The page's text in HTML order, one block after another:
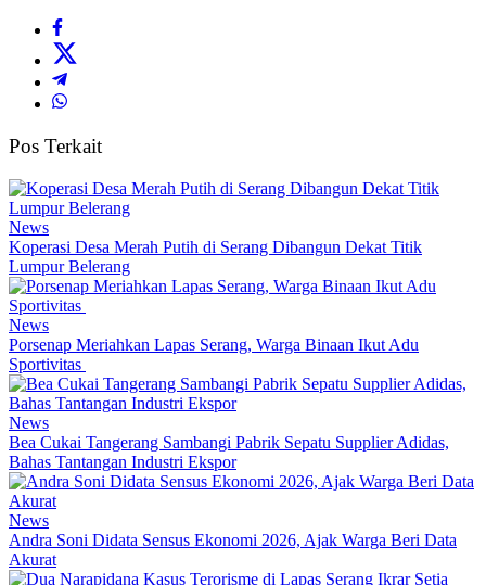
Pos Terkait
News
Koperasi Desa Merah Putih di Serang Dibangun Dekat Titik
Lumpur Belerang
News
Porsenap Meriahkan Lapas Serang, Warga Binaan Ikut Adu
Sportivitas
News
Bea Cukai Tangerang Sambangi Pabrik Sepatu Supplier Adidas,
Bahas Tantangan Industri Ekspor
News
Andra Soni Didata Sensus Ekonomi 2026, Ajak Warga Beri Data
Akurat